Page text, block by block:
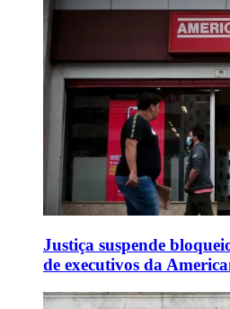
Justiça suspende
de executivos da